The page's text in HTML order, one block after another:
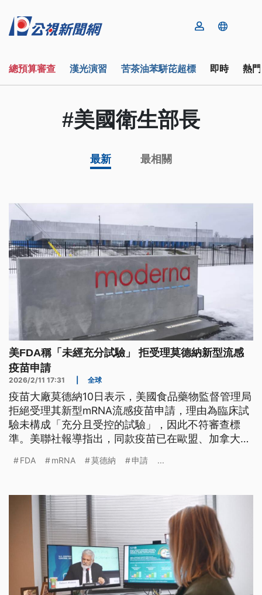
總預算審查 漢光演習 苦茶油苯駢芘超標 即時 熱
#美國衛生部長
最新 最相關
美FDA稱「未經充分試驗」 拒受理莫德納新型流感
疫苗申請
2026/2/11 17:31 全球
疫苗大廠莫德納10日表示，美國食品藥物監督管理局
拒絕受理其新型mRNA流感疫苗申請，理由為臨床試
驗未構成「充分且受控的試驗」，因此不符審查標
準。美聯社報導指出，同款疫苗已在歐盟、加拿大與
他國家上市。
FDA mRNA 莫德納 申請 ...